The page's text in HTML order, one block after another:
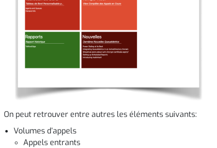
On peut retrouver entre autres les éléments suivants:
Volumes d’appels
Appels entrants